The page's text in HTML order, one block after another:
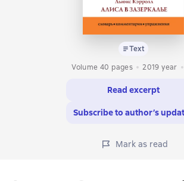
Text
Volume 40 pages
2019 year
Read excerpt
Subscribe to author’s
Mark as read